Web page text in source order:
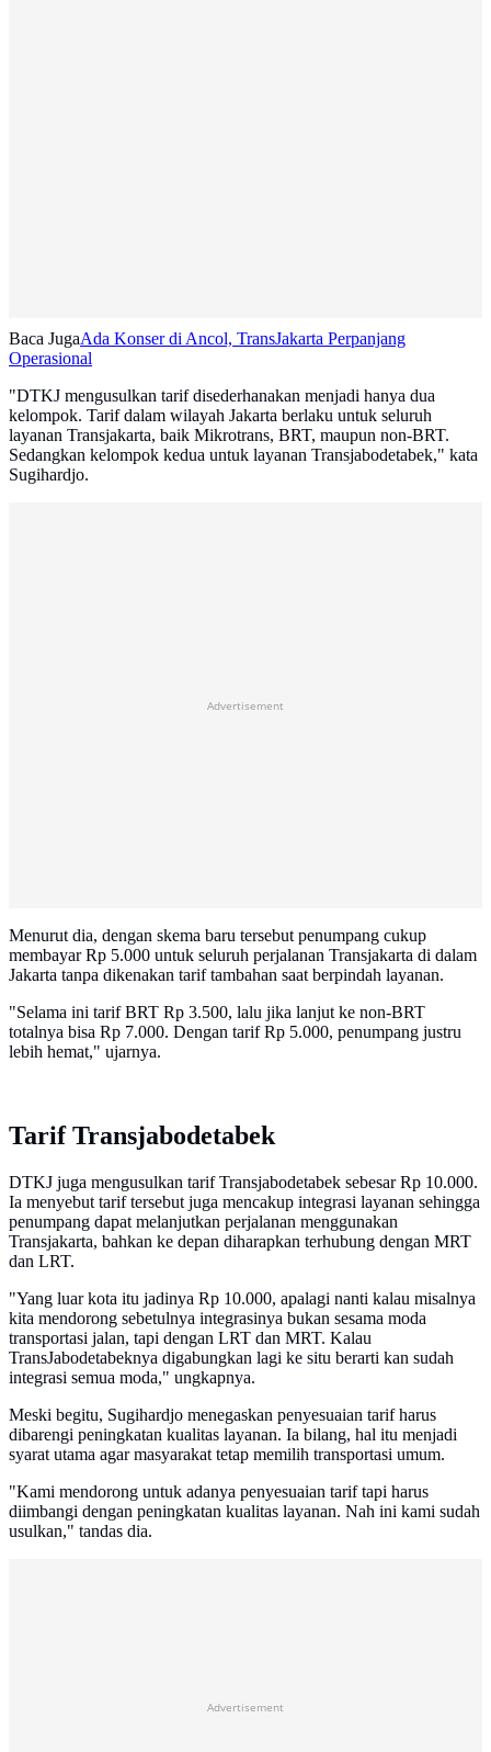
Baca JugaAda Konser di Ancol, TransJakarta Perpanjang
Operasional
"DTKJ mengusulkan tarif disederhanakan menjadi hanya dua
kelompok. Tarif dalam wilayah Jakarta berlaku untuk seluruh
layanan Transjakarta, baik Mikrotrans, BRT, maupun non-BRT.
Sedangkan kelompok kedua untuk layanan Transjabodetabek," kata
Sugihardjo.
Advertisement
Menurut dia, dengan skema baru tersebut penumpang cukup
membayar Rp 5.000 untuk seluruh perjalanan Transjakarta di dalam
Jakarta tanpa dikenakan tarif tambahan saat berpindah layanan.
"Selama ini tarif BRT Rp 3.500, lalu jika lanjut ke non-BRT
totalnya bisa Rp 7.000. Dengan tarif Rp 5.000, penumpang justru
lebih hemat," ujarnya.
Tarif Transjabodetabek
DTKJ juga mengusulkan tarif Transjabodetabek sebesar Rp 10.000.
Ia menyebut tarif tersebut juga mencakup integrasi layanan sehingga
penumpang dapat melanjutkan perjalanan menggunakan
Transjakarta, bahkan ke depan diharapkan terhubung dengan MRT
dan LRT.
"Yang luar kota itu jadinya Rp 10.000, apalagi nanti kalau misalnya
kita mendorong sebetulnya integrasinya bukan sesama moda
transportasi jalan, tapi dengan LRT dan MRT. Kalau
TransJabodetabeknya digabungkan lagi ke situ berarti kan sudah
integrasi semua moda," ungkapnya.
Meski begitu, Sugihardjo menegaskan penyesuaian tarif harus
dibarengi peningkatan kualitas layanan. Ia bilang, hal itu menjadi
syarat utama agar masyarakat tetap memilih transportasi umum.
"Kami mendorong untuk adanya penyesuaian tarif tapi harus
diimbangi dengan peningkatan kualitas layanan. Nah ini kami sudah
usulkan," tandas dia.
Advertisement